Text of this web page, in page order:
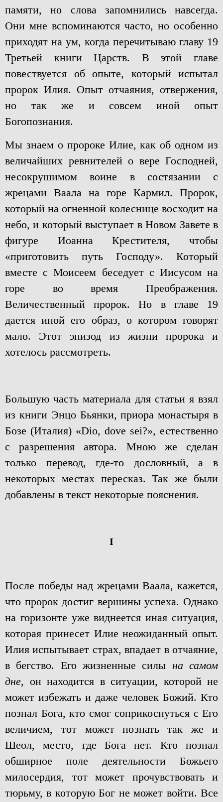
памяти, но слова запомнились навсегда.
Они мне вспоминаются часто, но особенно
приходят на ум, когда перечитываю главу 19
Третьей книги Царств. В этой главе
повествуется об опыте, который испытал
пророк Илия. Опыт отчаяния, отвержения,
но так же и совсем иной опыт
Богопознания.
Мы знаем о пророке Илие, как об одном из
величайших ревнителей о вере Господней,
несокрушимом воине в состязании с
жрецами Ваала на горе Кармил. Пророк,
который на огненной колеснице восходит на
небо, и который выступает в Новом Завете в
фигуре Иоанна Крестителя, чтобы
«приготовить путь Господу». Который
вместе с Моисеем беседует с Иисусом на
горе во время Преображения.
Величественный пророк. Но в главе 19
дается иной его образ, о котором говорят
мало. Этот эпизод из жизни пророка и
хотелось рассмотреть.
Большую часть материала для статьи я взял
из книги Энцо Бьянки, приора монастыря в
Бозе (Италия) «Dio, dove sei?», естественно
с разрешения автора. Мною же сделан
только перевод, где-то дословный, а в
некоторых местах пересказ. Так же были
добавлены в текст некоторые пояснения.
I
После победы над жрецами Ваала, кажется,
что пророк достиг вершины успеха. Однако
на горизонте уже виднеется иная ситуация,
которая принесет Илие неожиданный опыт.
Илия испытывает страх, впадает в отчаяние,
в бегство. Его жизненные силы на самом
дне, он находится в ситуации, которой не
может избежать и даже человек Божий. Кто
познал Бога, кто смог соприкоснуться с Его
величием, тот может познать так же и
Шеол, место, где Бога нет. Кто познал
обширное поле деятельности Божьего
милосердия, тот может прочувствовать и
тюрьму, в которую Бог не может войти. Все